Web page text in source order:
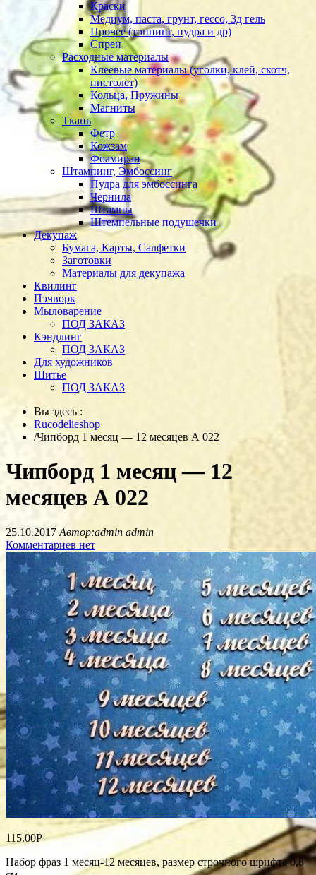
Краски
Медиум, паста, грунт, гессо, 3д гель
Прочее (топпинг, пудра и др)
Спреи
Расходные материалы
Клеевые материалы (уголки, клей, скотч,
пистолет)
Кольца, Пружины
Магниты
Ткань
Фетр
Кожзам
Фоамиран
Штампинг, Эмбоссинг
Пудра для эмбоссинга
Чернила
Штампы
Штемпельные подушечки
Декупаж
Бумага, Карты, Салфетки
Заготовки
Материалы для декупажа
Квилинг
Пэчворк
Мыловарение
ПОД ЗАКАЗ
Кэндлинг
ПОД ЗАКАЗ
Для художников
Шитье
ПОД ЗАКАЗ
Вы здесь :
Rucodelieshop
/Чипборд 1 месяц — 12 месяцев А 022
Чипборд 1 месяц — 12
месяцев А 022
25.10.2017 Автор:admin admin
Комментариев нет
115.00Р
Набор фраз 1 месяц-12 месяцев, размер строчного шрифта 0,8